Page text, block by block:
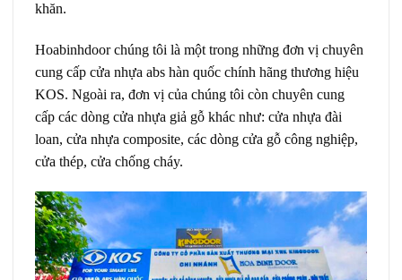
khăn.
Hoabinhdoor chúng tôi là một trong những đơn vị chuyên
cung cấp cửa nhựa abs hàn quốc chính hãng thương hiệu
KOS. Ngoài ra, đơn vị của chúng tôi còn chuyên cung
cấp các dòng cửa nhựa giả gỗ khác như: cửa nhựa đài
loan, cửa nhựa composite, các dòng cửa gỗ công nghiệp,
cửa thép, cửa chống cháy.